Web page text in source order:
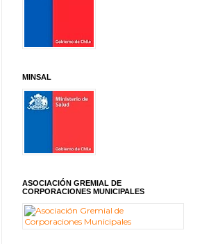
MINSAL
ASOCIACIÓN GREMIAL DE
CORPORACIONES MUNICIPALES